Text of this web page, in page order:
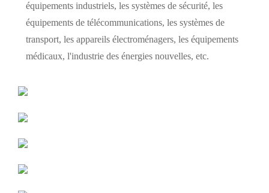
équipements industriels, les systèmes de sécurité, les
équipements de télécommunications, les systèmes de
transport, les appareils électroménagers, les équipements
médicaux, l'industrie des énergies nouvelles, etc.